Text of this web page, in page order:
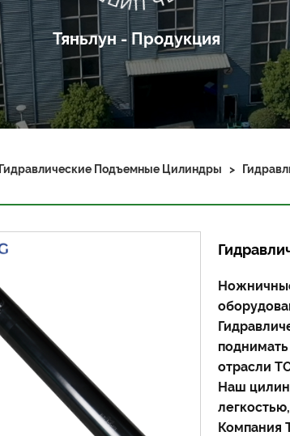
Тяньлун - Продукция
Гидравлические Подъемные Цилиндры >
отрасли
Наш
Компания